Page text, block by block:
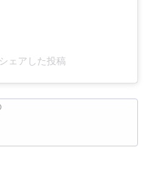
ェアした投稿